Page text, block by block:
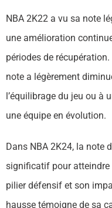
NBA 2K22 a vu sa note
une amélioration
périodes de
note a légèrement
l’équilibrage du jeu ou à
une équipe en évolution.
Dans NBA 2K24, la note
significatif pour atteindre
pilier défensif et son
hausse témoigne de sa